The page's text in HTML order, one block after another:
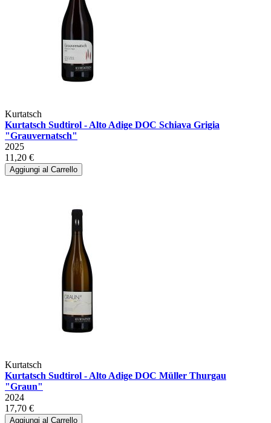
Kurtatsch
Kurtatsch Sudtirol - Alto Adige DOC Schiava Grigia
"Grauvernatsch"
2025
11,20 €
Aggiungi al Carrello
Kurtatsch
Kurtatsch Sudtirol - Alto Adige DOC Müller Thurgau
"Graun"
2024
17,70 €
Aggiungi al Carrello